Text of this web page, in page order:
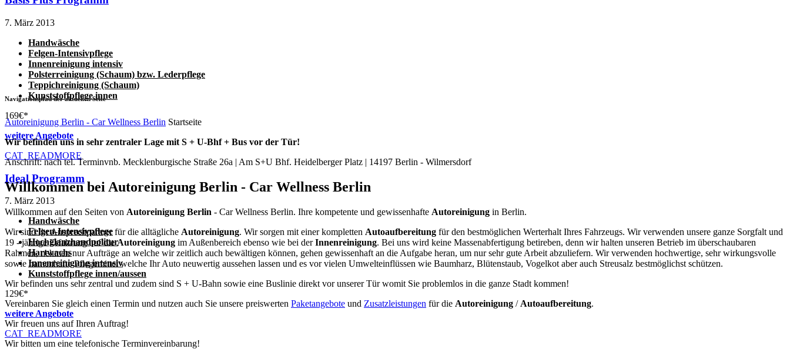
7. März 2013
Handwäsche
Felgen-Intensivpflege
Innenreinigung intensiv
Polsterreinigung (Schaum) bzw. Lederpflege
Teppichreinigung (Schaum)
Kunststoffpflege innen
169€*
weitere Angebote
CAT_READMORE
Ideal Programm
7. März 2013
Handwäsche
Felgen-Intensivpflege
Hochglanzhandpolitur
Hartwachs
Innenreinigung intensiv
Kunststoffpflege innen/aussen
129€*
weitere Angebote
CAT_READMORE
Navigationspfad der aktuellen Seite
Autoreinigung Berlin - Car Wellness Berlin Startseite
Wir befinden uns in sehr zentraler Lage mit S + U-Bhf + Bus vor der Tür!
Anschrift: nach tel. Terminvnb. Mecklenburgische Straße 26a | Am S+U Bhf. Heidelberger Platz | 14197 Berlin - Wilmersdorf
Willkommen bei Autoreinigung Berlin - Car Wellness Berlin
Willkommen auf den Seiten von Autoreinigung Berlin - Car Wellness Berlin. Ihre kompetente und gewissenhafte Autoreinigung in Berlin.
Wir sind Ihr Ansprechpartner für die alltägliche Autoreinigung. Wir sorgen mit einer kompletten Autoaufbereitung für den bestmöglichen Werterhalt Ihres Fahrzeugs. Wir verwenden unsere ganze Sorgfalt und
19 - jährige Erfahrung auf dieAutoreinigung im Außenbereich ebenso wie bei derInnenreinigung. Bei uns wird keine Massenabfertigung betireben, denn wir halten unseren Betrieb im überschaubaren
Rahmen, nehmen nur Aufträge an welche wir zeitlich auch bewältigen können, gehen gewissenhaft an die Aufgabe heran, um nur sehr gute Arbeit abzuliefern. Wir verwenden hochwertige, sehr wirkungsvolle
sowie namenhafte Pflegemittel welche Ihr Auto neuwertig aussehen lassen und es vor vielen Umwelteinflüssen wie Baumharz, Blütenstaub, Vogelkot aber auch Streusalz bestmöglichst schützen.
Wir befinden uns sehr zentral und zudem sind S + U-Bahn sowie eine Buslinie direkt vor unserer Tür womit Sie problemlos in die ganze Stadt kommen!
Vereinbaren Sie gleich einen Termin und nutzen auch Sie unsere preiswerten Paketangebote und Zusatzleistungen für die Autoreinigung / Autoaufbereitung.
Wir freuen uns auf Ihren Auftrag!
Wir bitten um eine telefonische Terminvereinbarung!